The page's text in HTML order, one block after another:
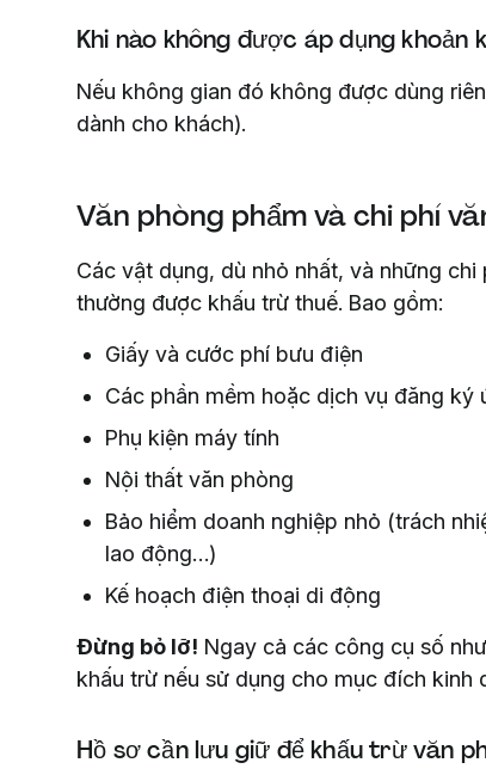
Khi nào không được áp dụng
Nếu không gian đó không được dùng
dành cho khách).
Văn phòng phẩm và chi phí
Các vật dụng, dù nhỏ nhất, và những
thường được khấu trừ thuế. Bao gồm:
Giấy và cước phí bưu điện
Các phần mềm hoặc dịch vụ đăng
Phụ kiện máy tính
Nội thất văn phòng
Bảo hiểm doanh nghiệp nhỏ (trách
lao động…)
Kế hoạch điện thoại di động
Đừng bỏ lỡ! Ngay cả các công cụ số như
khấu trừ nếu sử dụng cho mục đích kinh
Hồ sơ cần lưu giữ để khấu trừ văn